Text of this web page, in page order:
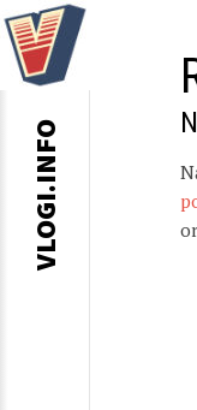
VLOGI.INFO